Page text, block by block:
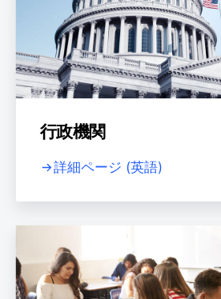
行政機関
詳細ページ (英語)